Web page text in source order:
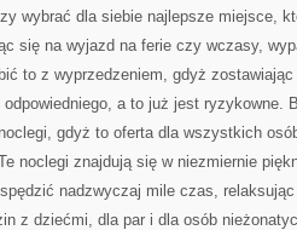
wybrać dla siebie najlepsze miejsce,
się na wyjazd na ferie czy wczasy,
to z wyprzedzeniem, gdyż
a to już jest ryzykowne.
gdyż to oferta dla wszystkich
noclegi znajdują się w niezmiernie
nadzwyczaj mile czas,
z dziećmi, dla par i dla osób